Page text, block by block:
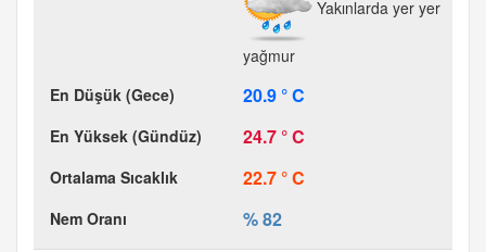
Yakınlarda yer yer
yağmur
20.9 ° C
24.7 ° C
22.7 ° C
% 82